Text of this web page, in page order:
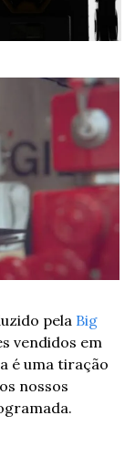
pela Big
vendidos em
é uma tiração
nossos